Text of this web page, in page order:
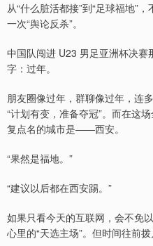
从“什么脏活都接”到“足球福地”
一次“舆论反杀”。
中国队闯进 U23 男足亚洲杯决
字：过年。
朋友圈像过年，群聊像过年，连
“计划有变，准备夺冠”。而在这
复点名的城市是——西安。
“果然是福地。”
“建议以后都在西安踢。”
如果只看今天的互联网，会不免
心里的“天选主场”。但时间往前